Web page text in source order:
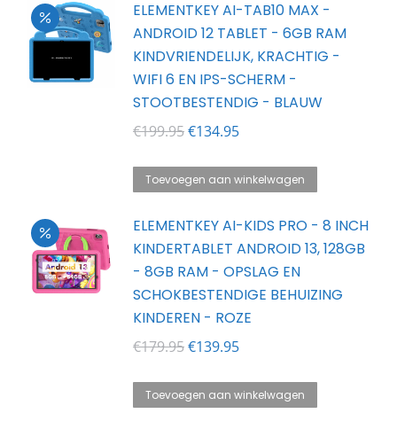
ELEMENTKEY AI-TAB10 MAX -
ANDROID 12 TABLET - 6GB RAM
KINDVRIENDELIJK, KRACHTIG -
WIFI 6 EN IPS-SCHERM -
STOOTBESTENDIG - BLAUW
€199.95Oorspronkelijke
was:
€134.95Huidige
is:
Toevoegen aan winkelwagen
ELEMENTKEY AI-KIDS PRO - 8 INCH
KINDERTABLET ANDROID 13, 128GB
- 8GB RAM - OPSLAG EN
SCHOKBESTENDIGE BEHUIZING
KINDEREN - ROZE
€179.95Oorspronkelijke
was:
€139.95Huidige
is:
Toevoegen aan winkelwagen